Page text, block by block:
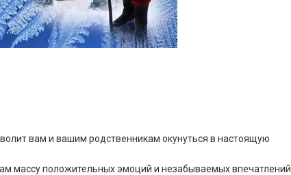
вам и вашим родственникам окунуться в настоящую
массу положительных эмоций и незабываемых впечатлений.